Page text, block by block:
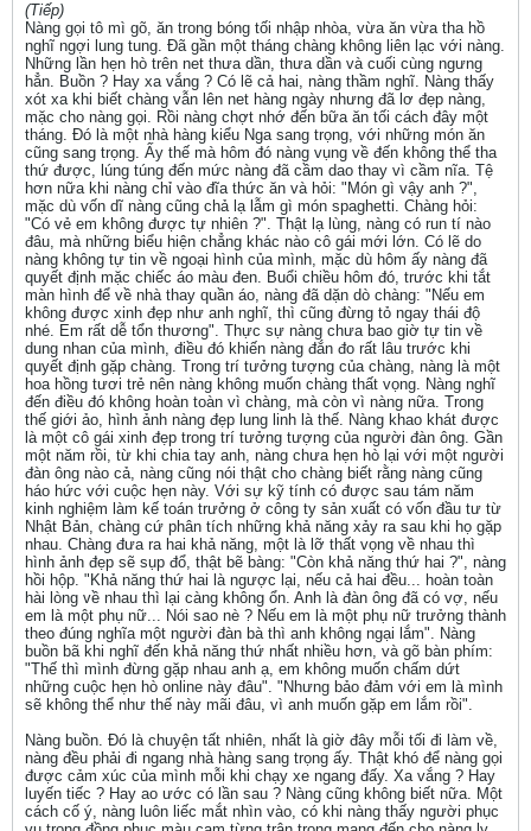
(Tiếp)
Nàng gọi tô mì gõ, ăn trong bóng tối nhập nhòa, vừa ăn vừa tha hồ
nghĩ ngợi lung tung. Đã gần một tháng chàng không liên lạc với nàng.
Những lần hẹn hò trên net thưa dần, thưa dần và cuối cùng ngưng
hẳn. Buồn ? Hay xa vắng ? Có lẽ cả hai, nàng thầm nghĩ. Nàng thấy
xót xa khi biết chàng vẫn lên net hàng ngày nhưng đã lơ đẹp nàng,
mặc cho nàng gọi. Rồi nàng chợt nhớ đến bữa ăn tối cách đây một
tháng. Đó là một nhà hàng kiểu Nga sang trọng, với những món ăn
cũng sang trọng. Ấy thế mà hôm đó nàng vụng về đến không thể tha
thứ được, lúng túng đến mức nàng đã cầm dao thay vì cầm nĩa. Tệ
hơn nữa khi nàng chỉ vào đĩa thức ăn và hỏi: "Món gì vậy anh ?",
mặc dù vốn dĩ nàng cũng chả lạ lẫm gì món spaghetti. Chàng hỏi:
"Có vẻ em không được tự nhiên ?". Thật lạ lùng, nàng có run tí nào
đâu, mà những biểu hiện chẳng khác nào cô gái mới lớn. Có lẽ do
nàng không tự tin về ngoại hình của mình, mặc dù hôm ấy nàng đã
quyết định mặc chiếc áo màu đen. Buổi chiều hôm đó, trước khi tắt
màn hình để về nhà thay quần áo, nàng đã dặn dò chàng: "Nếu em
không được xinh đẹp như anh nghĩ, thì cũng đừng tỏ ngay thái độ
nhé. Em rất dễ tổn thương". Thực sự nàng chưa bao giờ tự tin về
dung nhan của mình, điều đó khiến nàng đắn đo rất lâu trước khi
quyết định gặp chàng. Trong trí tưởng tượng của chàng, nàng là một
hoa hồng tươi trẻ nên nàng không muốn chàng thất vọng. Nàng nghĩ
đến điều đó không hoàn toàn vì chàng, mà còn vì nàng nữa. Trong
thế giới ảo, hình ảnh nàng đẹp lung linh là thế. Nàng khao khát được
là một cô gái xinh đẹp trong trí tưởng tượng của người đàn ông. Gần
một năm rồi, từ khi chia tay anh, nàng chưa hẹn hò lại với một người
đàn ông nào cả, nàng cũng nói thật cho chàng biết rằng nàng cũng
háo hức với cuộc hẹn này. Với sự kỹ tính có được sau tám năm
kinh nghiệm làm kế toán trưởng ở công ty sản xuất có vốn đầu tư từ
Nhật Bản, chàng cứ phân tích những khả năng xảy ra sau khi họ gặp
nhau. Chàng đưa ra hai khả năng, một là lỡ thất vọng về nhau thì
hình ảnh đẹp sẽ sụp đổ, thật bẽ bàng: "Còn khả năng thứ hai ?", nàng
hồi hộp. "Khả năng thứ hai là ngược lại, nếu cả hai đều... hoàn toàn
hài lòng về nhau thì lại càng không ổn. Anh là đàn ông đã có vợ, nếu
em là một phụ nữ... Nói sao nè ? Nếu em là một phụ nữ trưởng thành
theo đúng nghĩa một người đàn bà thì anh không ngại lắm". Nàng
buồn bã khi nghĩ đến khả năng thứ nhất nhiều hơn, và gõ bàn phím:
"Thế thì mình đừng gặp nhau anh ạ, em không muốn chấm dứt
những cuộc hẹn hò online này đâu". "Nhưng bảo đảm với em là mình
sẽ không thể như thế này mãi đâu, vì anh muốn gặp em lắm rồi".
Nàng buồn. Đó là chuyện tất nhiên, nhất là giờ đây mỗi tối đi làm về,
nàng đều phải đi ngang nhà hàng sang trọng ấy. Thật khó để nàng gọi
được cảm xúc của mình mỗi khi chạy xe ngang đấy. Xa vắng ? Hay
luyến tiếc ? Hay ao ước có lần sau ? Nàng cũng không biết nữa. Một
cách cố ý, nàng luôn liếc mắt nhìn vào, có khi nàng thấy người phục